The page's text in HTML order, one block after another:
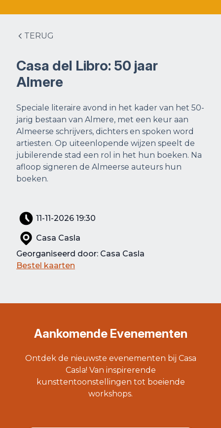
TERUG
Casa del Libro: 50 jaar
Almere
Speciale literaire avond in het kader van het 50-
jarig bestaan van Almere, met een keur aan
Almeerse schrijvers, dichters en spoken word
artiesten. Op uiteenlopende wijzen speelt de
jubilerende stad een rol in het hun boeken. Na
afloop signeren de Almeerse auteurs hun
boeken.
11-11-2026 19:30
Casa Casla
Georganiseerd door: Casa Casla
Bestel kaarten
Aankomende Evenementen
Ontdek de nieuwste evenementen bij Casa
Casla! Van inspirerende
kunsttentoonstellingen tot boeiende
workshops.